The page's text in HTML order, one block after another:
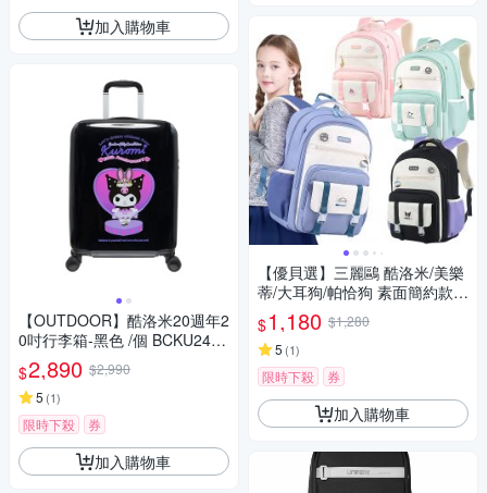
加入購物車
【OUTDOOR】酷洛米20週年2
0吋行李箱-黑色 /個 BCKU24P2
0BK
$2,890 $2,990
5 (1)
限時下殺 券
加入購物車
【優貝選】三麗鷗 酷洛米/美樂
蒂/大耳狗/帕恰狗 素面簡約款 3
-6年級 多夾層/護脊/防潑水 小
學生書包
$1,180 $1,280
5 (1)
限時下殺 券
加入購物車